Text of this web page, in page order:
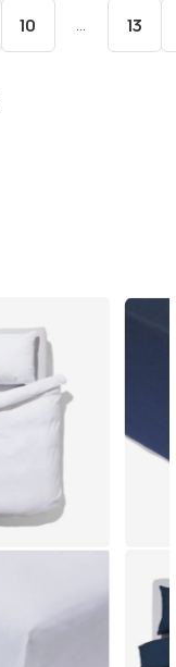
10 ... 13